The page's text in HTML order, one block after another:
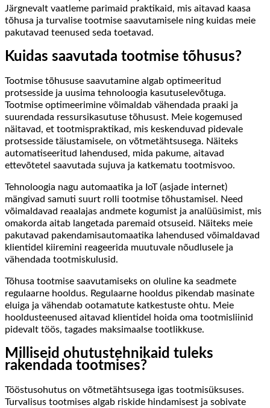
Järgnevalt vaatleme parimaid praktikaid, mis aitavad kaasa
tõhusa ja turvalise tootmise saavutamisele ning kuidas meie
pakutavad teenused seda toetavad.
Kuidas saavutada tootmise tõhusus?
Tootmise tõhususe saavutamine algab optimeeritud
protsesside ja uusima tehnoloogia kasutuselevõtuga.
Tootmise optimeerimine võimaldab vähendada praaki ja
suurendada ressursikasutuse tõhusust. Meie kogemused
näitavad, et tootmispraktikad, mis keskenduvad pidevale
protsesside täiustamisele, on võtmetähtsusega. Näiteks
automatiseeritud lahendused, mida pakume, aitavad
ettevõtetel saavutada sujuva ja katkematu tootmisvoo.
Tehnoloogia nagu automaatika ja IoT (asjade internet)
mängivad samuti suurt rolli tootmise tõhustamisel. Need
võimaldavad reaalajas andmete kogumist ja analüüsimist, mis
omakorda aitab langetada paremaid otsuseid. Näiteks meie
pakutavad pakendamisautomaatika lahendused võimaldavad
klientidel kiiremini reageerida muutuvale nõudlusele ja
vähendada tootmiskulusid.
Tõhusa tootmise saavutamiseks on oluline ka seadmete
regulaarne hooldus. Regulaarne hooldus pikendab masinate
eluiga ja vähendab ootamatute katkestuste ohtu. Meie
hooldusteenused aitavad klientidel hoida oma tootmisliinid
pidevalt töös, tagades maksimaalse tootlikkuse.
Milliseid ohutustehnikaid tuleks
rakendada tootmises?
Tööstusohutus on võtmetähtsusega igas tootmisüksuses.
Turvalisus tootmises algab riskide hindamisest ja sobivate